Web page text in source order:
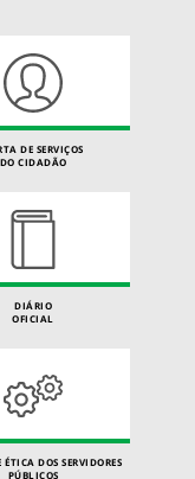
DE SERVIÇOS
DO CIDADÃO
DIÁRIO
OFICIAL
DOS SERVIDORES
PÚBLICOS